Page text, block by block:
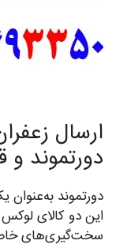
ارسال
دورتموند
دورتموند به‌عنوان
این دو کالای
سخت‌گیری‌های